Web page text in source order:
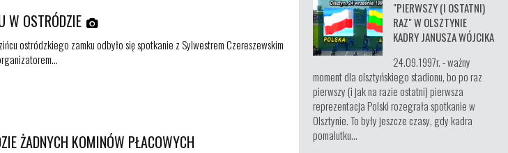
W OSTRÓDZIE
ostródzkiego zamku odbyło się spotkanie z Sylwestrem Czereszewskim
ŻADNYCH KOMINÓW PŁACOWYCH
"PIERWSZY (I OSTATNI)
RAZ" W OLSZTYNIE
KADRY JANUSZA WÓJCIKA
24.09.1997r. - ważny
moment dla olsztyńskiego stadionu, bo po raz
pierwszy (i jak na razie ostatni) pierwsza
reprezentacja Polski rozegrała spotkanie w
Olsztynie. To były jeszcze czasy, gdy kadra
pomalutku...